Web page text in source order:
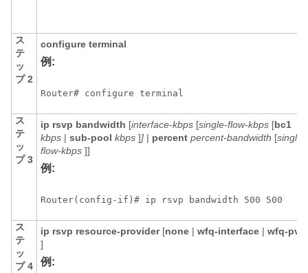
ス
テ
ッ
プ 2
configure terminal
例:
Router# configure terminal
ス
テ
ッ
プ 3
ip rsvp bandwidth [interface-kbps [single-flow-kbps [bc1
kbps | sub-pool kbps ]] | percent percent-bandwidth [single-
flow-kbps ]]
例:
Router(config-if)# ip rsvp bandwidth 500 500
ス
テ
ッ
プ 4
ip rsvp resource-provider [none | wfq-interface | wfq-pvc
]
例: